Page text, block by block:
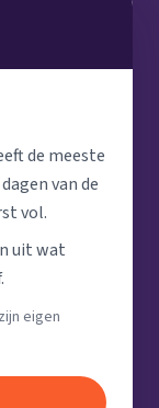
de meeste
van de
vol.
uit wat
eigen